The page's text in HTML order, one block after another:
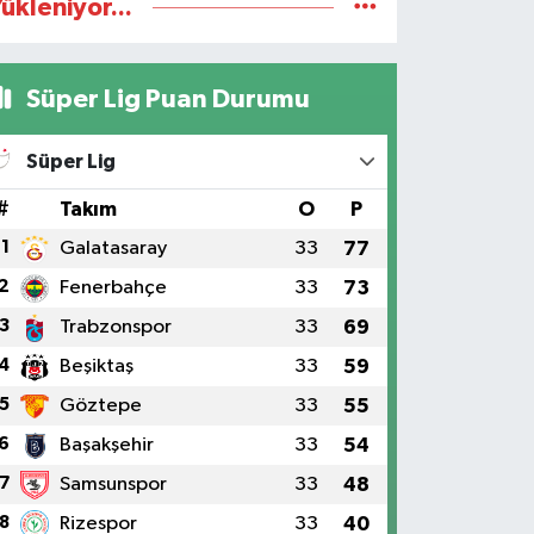
Süper Lig Puan Durumu
Süper Lig
Takım O P
1 Galatasaray 33 77
Fenerbahçe 33 73
3 Trabzonspor 33 69
Beşiktaş 33 59
5 Göztepe 33 55
Başakşehir 33 54
7 Samsunspor 33 48
8 Rizespor 33 40